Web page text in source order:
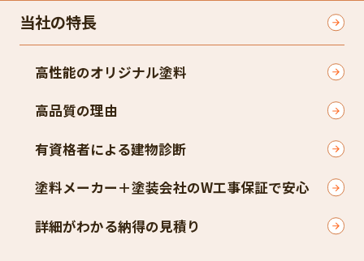
当社の特長
高性能のオリジナル塗料
高品質の理由
有資格者による建物診断
塗料メーカー＋塗装会社のW工事保証で安心
詳細がわかる納得の見積り